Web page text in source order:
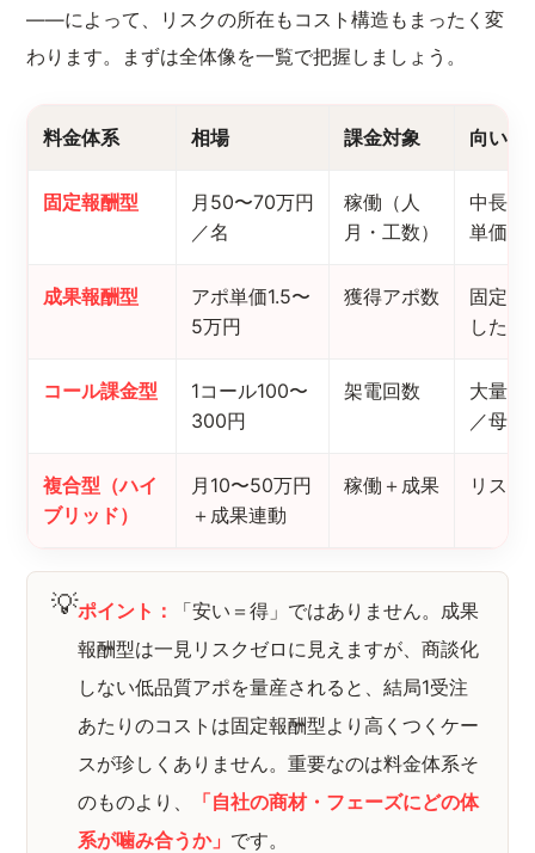
——によって、リスクの所在もコスト構造もまったく変
わります。まずは全体像を一覧で把握しましょう。
料金体系 相場 課金対象 向いて
固定報酬型
月50〜70万円
／名
稼働（人
月・工数）
中長期
単価商
成果報酬型
アポ単価1.5〜
5万円
獲得アポ数
固定費
したい
コール課金型
1コール100〜
300円
架電回数
大量架
／母数
複合型（ハイ
ブリッド）
月10〜50万円
＋成果連動
稼働＋成果 リスク
💡ポイント：
「安い＝得」ではありません。成果
報酬型は一見リスクゼロに見えますが、商談化
しない低品質アポを量産されると、結局1受注
あたりのコストは固定報酬型より高くつくケー
スが珍しくありません。重要なのは料金体系そ
のものより、
「自社の商材・フェーズにどの体
系が噛み合うか」 です。